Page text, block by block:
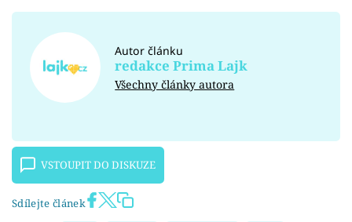
Autor článku
redakce Prima Lajk
Všechny články autora
VSTOUPIT DO DISKUZE
Sdílejte článek